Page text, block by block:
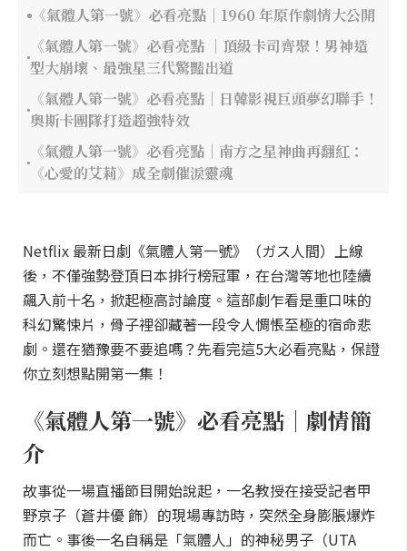
《氣體人第一號》必看亮點｜1960 年原作劇情大公開
《氣體人第一號》必看亮點 ｜頂級卡司齊聚！男神造
型大崩壞、最強星三代驚豔出道
《氣體人第一號》必看亮點｜日韓影視巨頭夢幻聯手！
奧斯卡團隊打造超強特效
《氣體人第一號》必看亮點｜南方之星神曲再翻紅：
《心愛的艾莉》成全劇催淚靈魂
Netflix 最新日劇《氣體人第一號》（ガス人間）上線
後，不僅強勢登頂日本排行榜冠軍，在台灣等地也陸續
飆入前十名，掀起極高討論度。這部劇乍看是重口味的
科幻驚悚片，骨子裡卻藏著一段令人惆悵至極的宿命悲
劇。還在猶豫要不要追嗎？先看完這5大必看亮點，保證
你立刻想點開第一集！
《氣體人第一號》必看亮點｜劇情簡
介
故事從一場直播節目開始說起，一名教授在接受記者甲
野京子（蒼井優 飾）的現場專訪時，突然全身膨脹爆炸
而亡。事後一名自稱是「氣體人」的神秘男子（UTA